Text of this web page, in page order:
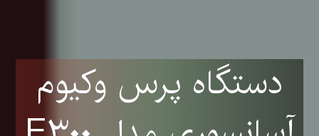
دستگاه پرس وکیوم